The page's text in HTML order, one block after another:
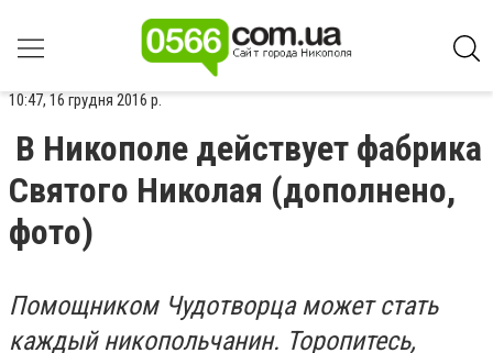
10:47, 16 грудня 2016 р.
В Никополе действует фабрика
Святого Николая (дополнено,
фото)
Помощником Чудотворца может стать
каждый никопольчанин. Торопитесь,